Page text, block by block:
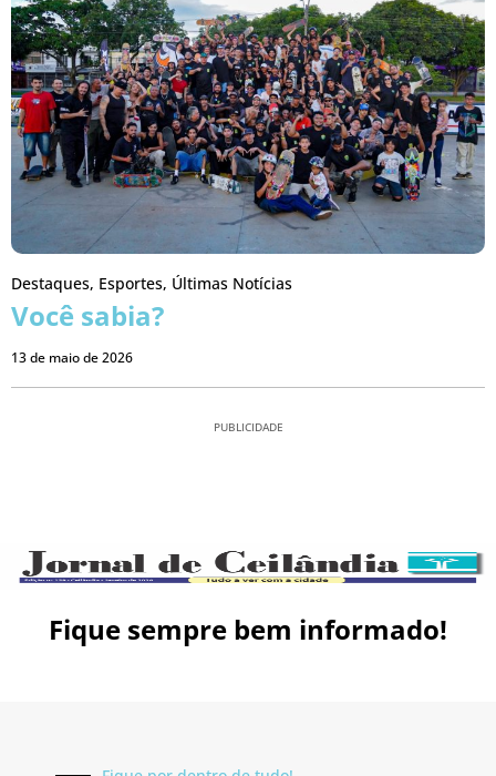
Destaques, Esportes, Últimas Notícias
Você sabia?
13 de maio de 2026
PUBLICIDADE
Fique sempre bem informado!